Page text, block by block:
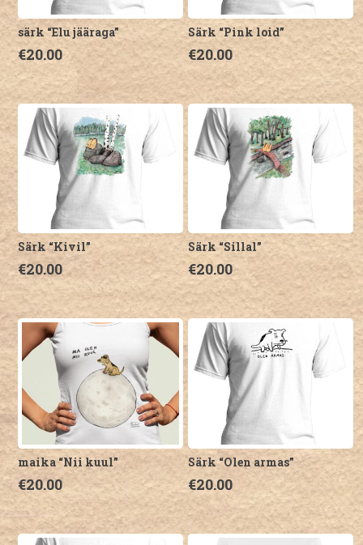
särk “Elu jääraga”
€20.00
Sellel
tootel
on
mitu
varianti.
Valikuid
saab
tootelehel.
Särk “Pink loid”
€20.00
Sellel
tootel
on
mitu
varianti.
Valikuid
tootelehel.
Särk “Kivil”
€20.00
Sellel
tootel
on
mitu
varianti.
Valikuid
saab
teha
tootelehel.
Särk “Sillal”
€20.00
Sellel
tootel
on
mitu
varianti.
Valikuid
teha
tootelehel.
maika “Nii kuul”
€20.00
Sellel
tootel
on
Särk “Olen armas”
€20.00
Sellel
tootel
on